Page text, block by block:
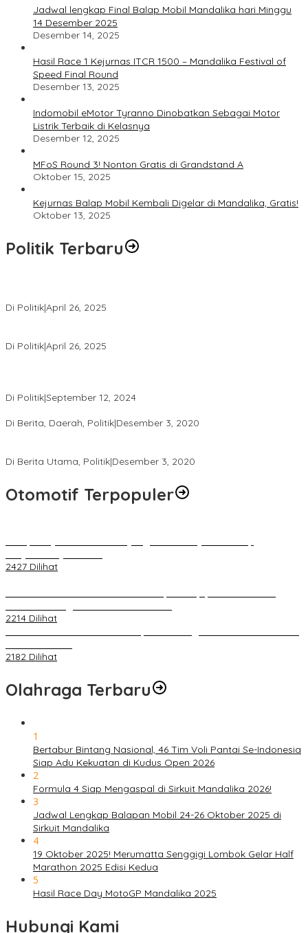
Jadwal lengkap Final Balap Mobil Mandalika hari Minggu
14 Desember 2025
Desember 14, 2025
Hasil Race 1 Kejurnas ITCR 1500 – Mandalika Festival of
Speed Final Round
Desember 13, 2025
Indomobil eMotor Tyranno Dinobatkan Sebagai Motor
Listrik Terbaik di Kelasnya
Desember 12, 2025
MFoS Round 3! Nonton Gratis di Grandstand A
Oktober 15, 2025
Kejurnas Balap Mobil Kembali Digelar di Mandalika, Gratis!
Oktober 13, 2025
Politik Terbaru
Di Politik|April 26, 2025
Di Politik|April 26, 2025
Di Politik|September 12, 2024
Di Berita, Daerah, Politik|Desember 3, 2020
Di Berita Utama, Politik|Desember 3, 2020
Otomotif Terpopuler
2427 Dilihat
2214 Dilihat
2182 Dilihat
Olahraga Terbaru
1
Bertabur Bintang Nasional, 46 Tim Voli Pantai Se-Indonesia
Siap Adu Kekuatan di Kudus Open 2026
2
Formula 4 Siap Mengaspal di Sirkuit Mandalika 2026!
3
Jadwal Lengkap Balapan Mobil 24-26 Oktober 2025 di
Sirkuit Mandalika
4
19 Oktober 2025! Merumatta Senggigi Lombok Gelar Half
Marathon 2025 Edisi Kedua
5
Hasil Race Day MotoGP Mandalika 2025
Hubungi Kami